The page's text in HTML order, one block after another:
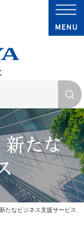
新たな
たなビジネス支援サービス